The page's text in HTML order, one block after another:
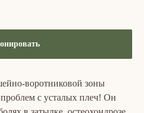
воротниковой зоны
с усталых плеч! Он